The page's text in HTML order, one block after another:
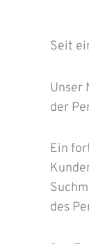
Seit
Unser
der
Ein
des